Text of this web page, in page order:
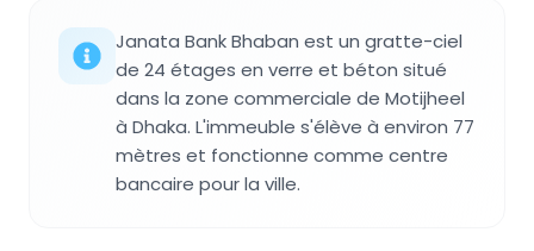
Janata Bank Bhaban est un gratte-ciel
de 24 étages en verre et béton situé
dans la zone commerciale de Motijheel
à Dhaka. L'immeuble s'élève à environ 77
mètres et fonctionne comme centre
bancaire pour la ville.